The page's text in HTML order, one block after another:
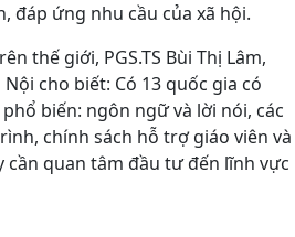
đáp ứng nhu cầu của xã hội.
thế giới, PGS.TS Bùi Thị Lâm,
cho biết: Có 13 quốc gia có
biến: ngôn ngữ và lời nói, các
chính sách hỗ trợ giáo viên và
quan tâm đầu tư đến lĩnh vực